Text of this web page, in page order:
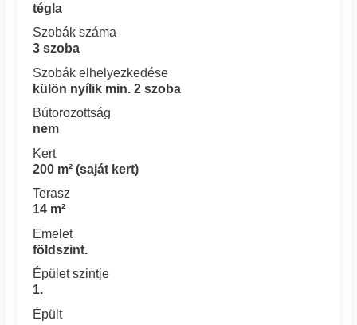
tégla
Szobák száma
3 szoba
Szobák elhelyezkedése
külön nyílik min. 2 szoba
Bútorozottság
nem
Kert
200 m² (saját kert)
Terasz
14 m²
Emelet
földszint.
Épület szintje
1.
Épült